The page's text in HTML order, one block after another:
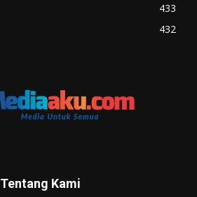
433
432
Tentang Kami